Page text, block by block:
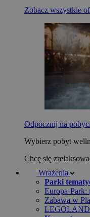
Zobacz wszystkie
Odpocznij na
Wybierz pobyt
Chcę się
Wrażenia
Parki
Europa-Park:
Zabawa w